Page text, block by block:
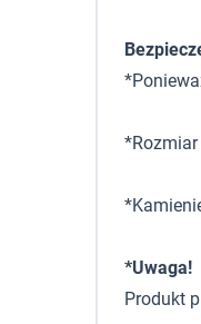
*Uwaga!
Produkt